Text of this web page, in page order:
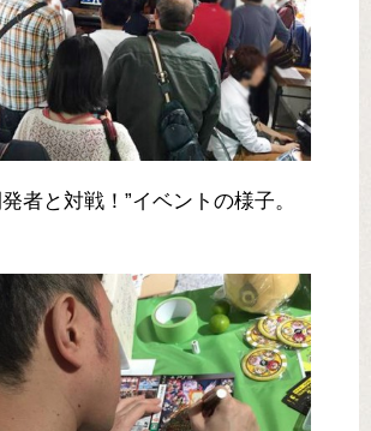
者と対戦！”イベントの様子。